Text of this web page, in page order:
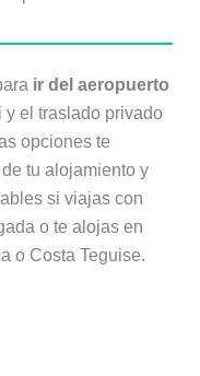
ir del aeropuerto
y el traslado privado
opciones te
tu alojamiento y
si viajas con
o te alojas en
o Costa Teguise.